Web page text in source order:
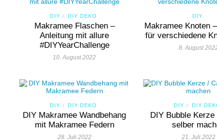
DIY / DIY DEKO
Makramee Flaschen –
Anleitung mit allure
#DIYYearChallenge
10. August 2022
DIY
Makramee Knoten
für verschiedene
8. August
DIY / DIY DEKO
DIY Makramee Wandbehang
mit Makramee Federn
28. Juli 2022
DIY / DIY
DIY Bubble Kerze
selber
21. Juli 2022